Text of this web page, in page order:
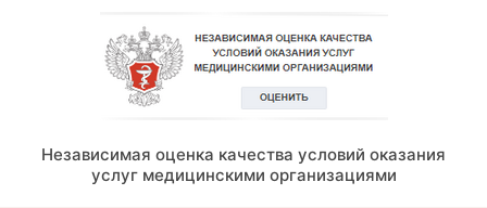
Независимая оценка качества условий оказания
услуг медицинскими организациями